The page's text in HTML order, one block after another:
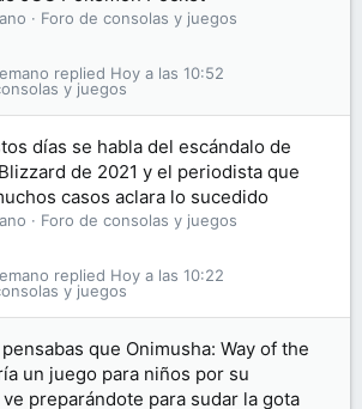
Foro de consolas y juegos
y juegos
Hoy a las 10:52
días se habla del escándalo de
de 2021 y el periodista que
casos aclara lo sucedido
Foro de consolas y juegos
y juegos
Hoy a las 10:22
que Onimusha: Way of the
un juego para niños por su
preparándote para sudar la gota